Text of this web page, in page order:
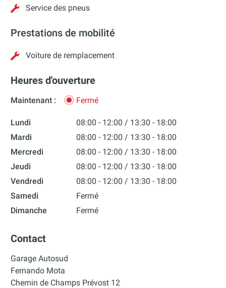
Service des pneus
Prestations de mobilité
Voiture de remplacement
Heures d'ouverture
Maintenant : Fermé
Lundi 08:00 - 12:00
13:30 - 18:00
Mardi
08:00 - 12:00
13:30 - 18:00
Mercredi
08:00 - 12:00
13:30 - 18:00
Jeudi
08:00 - 12:00
13:30 - 18:00
Vendredi
08:00 - 12:00
13:30 - 18:00
Samedi
Fermé
Dimanche
Fermé
Contact
Garage Autosud
Fernando Mota
Chemin de Champs Prévost 12